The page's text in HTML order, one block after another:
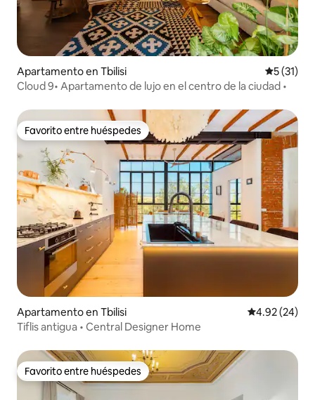
Apartamento en Tbilisi
5 (31)
Cloud 9• Apartamento de lujo en el centro de la ciudad •
Favorito entre huéspedes
Favorito entre huéspedes
Apartamento en Tbilisi Calificación
4.92 (24)
Tiflis antigua • Central Designer Home
Favorito entre huéspedes
Favorito entre huéspedes